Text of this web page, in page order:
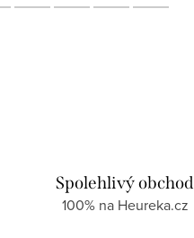
Spolehlivý obchod
100% na Heureka.cz